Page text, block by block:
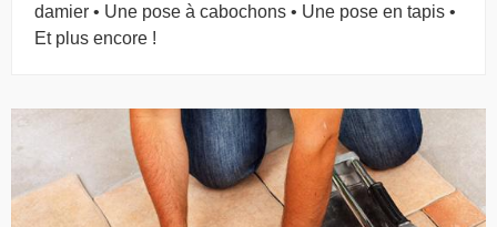
damier • Une pose à cabochons • Une pose en tapis •
Et plus encore !